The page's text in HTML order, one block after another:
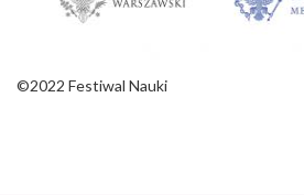
©2022 Festiwal Nauki